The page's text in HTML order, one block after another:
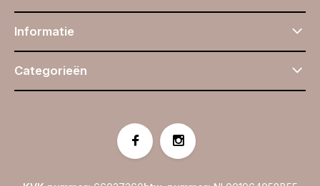
Informatie
Categorieën